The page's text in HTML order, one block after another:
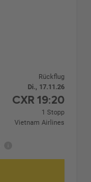
Rückflug
Di., 17.11.26
CXR 19:20
1 Stopp
Vietnam Airlines